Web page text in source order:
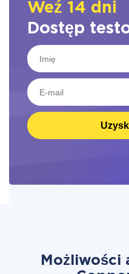
Weź 14 dni
Dostęp
Możliwości